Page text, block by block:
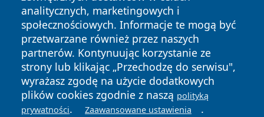
analitycznych, marketingowych i
społecznościowych. Informacje te mogą być
przetwarzane również przez naszych
partnerów. Kontynuując korzystanie ze
strony lub klikając „Przechodzę do serwisu",
wyrażasz zgodę na użycie dodatkowych
plików cookies zgodnie z naszą polityką
prywatności. Zaawansowane ustawienia .
zastrzeżone.
News Autorzy
Polityka
Prywatności
Polityka
Cookies